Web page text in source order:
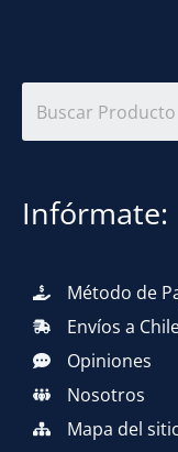
Infórmate:
Método de
Envíos a
Opiniones
Nosotros
Mapa del